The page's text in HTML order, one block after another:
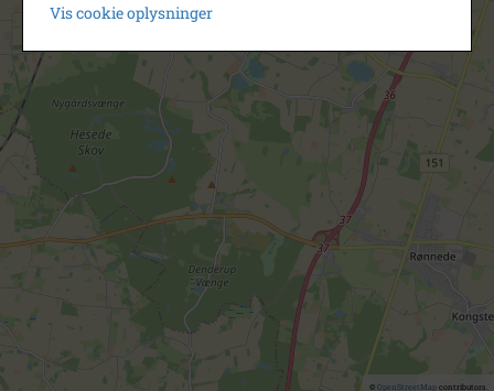
© OpenStreetMapcontributors.
Vis cookie oplysninger